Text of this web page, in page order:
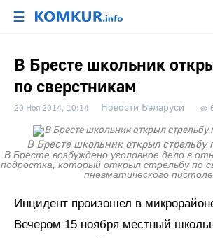
☰
В Бресте школьник
по сверстникам
20 Ноя 2014, 10:14 Новости Беларуси
В Бресте школьник открыл стрельбу
В Бресте возбуждено уголовное дело в
подростка, который открыл стрельбу по
пневматического
Инцидент произошел в
Вечером 15 ноября местный